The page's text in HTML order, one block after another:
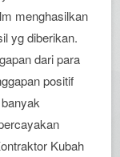
menghasilkan
yg diberikan.
dari para
positif
Kubah